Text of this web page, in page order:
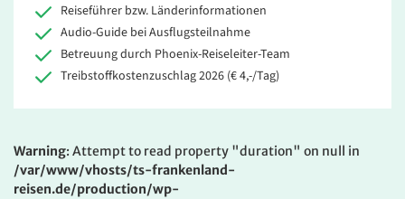
Reiseführer bzw. Länderinformationen
Audio-Guide bei Ausflugsteilnahme
Betreuung durch Phoenix-Reiseleiter-Team
Treibstoffkostenzuschlag 2026 (€ 4,-/Tag)
Warning: Attempt to read property "duration" on null in
/var/www/vhosts/ts-frankenland-
reisen.de/production/wp-